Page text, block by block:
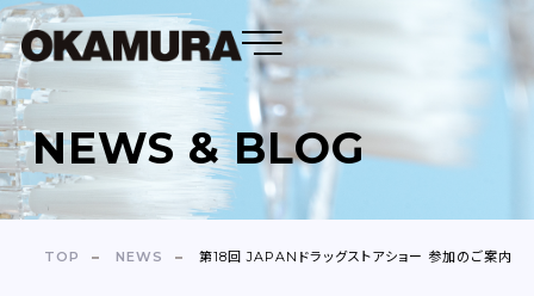
DENTAL FLOSS
TOOTH BRUSH
NEWS & BLOG
TOP NEWS 第18回 JAPANドラッグストアショー 参加のご案内